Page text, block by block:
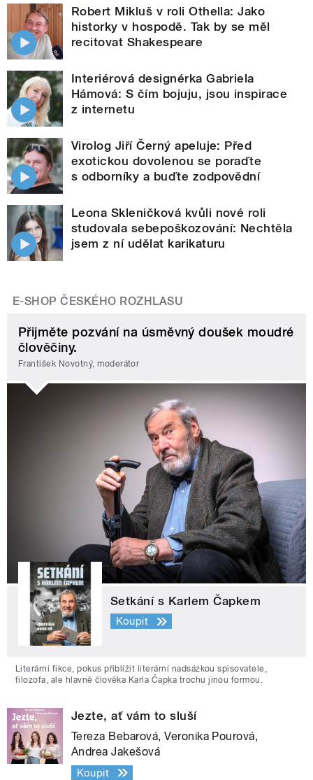
Robert Mikluš v roli Othella: Jako
historky v hospodě. Tak by se měl
recitovat Shakespeare
Interiérová designérka Gabriela
Hámová: S čím bojuju, jsou inspirace
z internetu
Virolog Jiří Černý apeluje: Před
exotickou dovolenou se poraďte
s odborníky a buďte zodpovědní
Leona Skleničková kvůli nové roli
studovala sebepoškozování: Nechtěla
jsem z ní udělat karikaturu
E-SHOP ČESKÉHO ROZHLASU
Přijměte pozvání na úsměvný doušek moudré
člověčiny.
František Novotný, moderátor
Setkání s Karlem Čapkem
Koupit
Literární fikce, pokus přiblížit literární nadsázkou spisovatele,
filozofa, ale hlavně člověka Karla Čapka trochu jinou formou.
Jezte, ať vám to sluší
Tereza Bebarová, Veronika Pourová,
Andrea Jakešová
Koupit